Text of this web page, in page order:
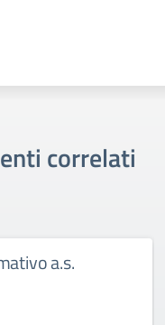
correlati
a.s.